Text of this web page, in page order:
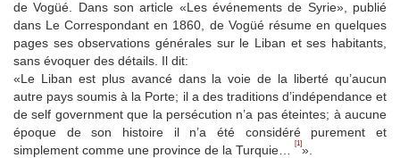
de Vogüé. Dans son article «Les événements de Syrie», publié
dans Le Correspondant en 1860, de Vogüé résume en quelques
pages ses observations générales sur le Liban et ses habitants,
sans évoquer des détails. Il dit:
«Le Liban est plus avancé dans la voie de la liberté qu’aucun
autre pays soumis à la Porte; il a des traditions d’indépendance et
de self government que la persécution n’a pas éteintes; à aucune
époque de son histoire il n’a été considéré purement et
simplement comme une province de la Turquie…
[1]».